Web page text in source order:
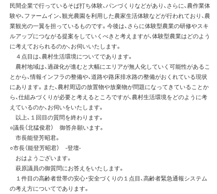
民間企業で行っているそば打ち体験、パンづくりなどがあり、さらに、農作業体
験や、ファームイン、観光農園を利用した農家生活体験などが行われており、農
業観光の一翼を担っているものです。今後は、さらに体験型農業の研修やスキ
ルアップにつながる提案をしていくべきと考えますが、体験型農業はどのよう
に考えておられるのか、お伺いいたします。
４点目は、農村生活環境についてであります。
農村地域は、過疎化が進むと大幅にエリアが無人化していく可能性があるこ
とから、情報インフラの整備や、道路や路床排水路の整備がおくれている現状
にあります。また、農村周辺の放置物や放棄物が問題になってきていることか
ら、仕組みづくりが必要と考えるところですが、農村生活環境をどのように考
えているのか、お伺いをいたします。
以上、１回目の質問を終わります。
○議長（北猛俊君） 御答弁願います。
市長能登芳昭君。
○市長（能登芳昭君） -登壇-
おはようございます。
萩原議員の御質問にお答えをいたします。
１件目の高齢者世帯の安心・安全づくりの１点目、高齢者緊急通報システム
の考え方についてであります。